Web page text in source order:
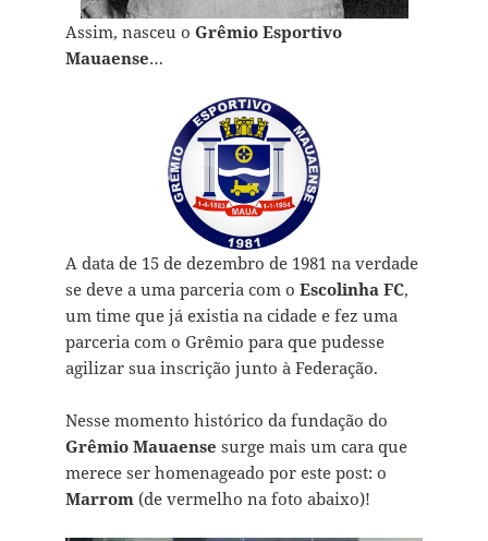
Assim, nasceu o Grêmio Esportivo
Mauaense…
A data de 15 de dezembro de 1981 na verdade
se deve a uma parceria com o Escolinha FC,
um time que já existia na cidade e fez uma
parceria com o Grêmio para que pudesse
agilizar sua inscrição junto à Federação.
Nesse momento histórico da fundação do
Grêmio Mauaense surge mais um cara que
merece ser homenageado por este post: o
Marrom(de vermelho na foto abaixo)!